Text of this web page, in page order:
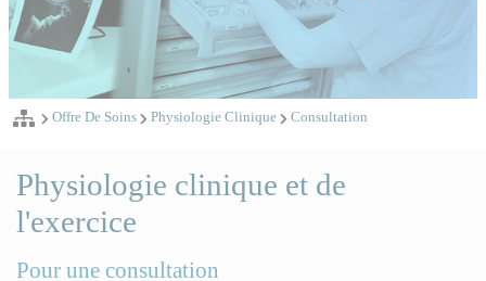
Offre De Soins Physiologie Clinique Consultation
Physiologie clinique et de
l'exercice
Pour une consultation